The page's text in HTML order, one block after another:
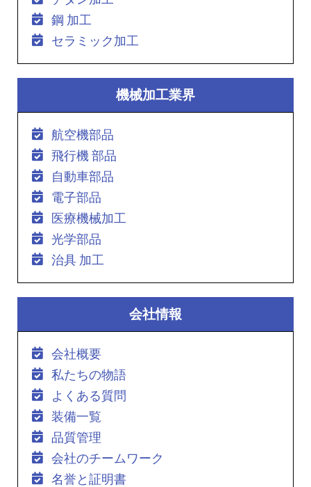
鋼 加工
セラミック加工
機械加工業界
航空機部品
飛行機 部品
自動車部品
電子部品
医療機械加工
光学部品
治具 加工
会社情報
会社概要
私たちの物語
よくある質問
装備一覧
品質管理
会社のチームワーク
名誉と証明書